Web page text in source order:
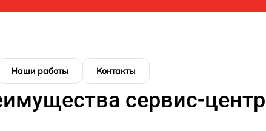
Наши работы Контакты
сервис-